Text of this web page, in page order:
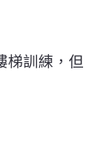
梯訓練，但